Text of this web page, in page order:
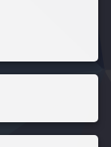
Трейлеры
к
Фильмы
о